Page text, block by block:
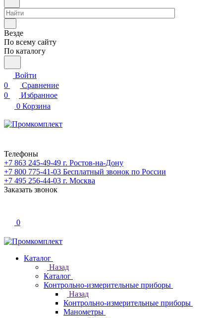
Везде
По всему сайту
По каталогу
Войти
0
Сравнение
0
Избранное
0 Корзина
Телефоны
+7 863 245-49-49 г. Ростов-на-Дону
+7 800 775-41-03 Бесплатный звонок по России
+7 495 256-44-03 г. Москва
Заказать звонок
0
Каталог
Назад
Каталог
Контрольно-измерительные приборы
Назад
Контрольно-измерительные приборы
Манометры